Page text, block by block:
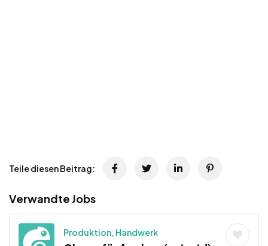
Teile diesen Beitrag:
Verwandte Jobs
Produktion, Handwerk